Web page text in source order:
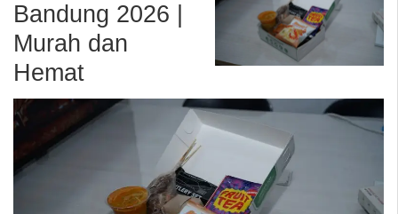
Bandung 2026 |
Murah dan
Hemat